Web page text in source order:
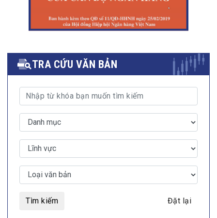
TRA CỨU VĂN BẢN
Tìm kiếm Đặt lại